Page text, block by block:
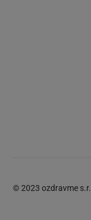
© 2023 ozdravme